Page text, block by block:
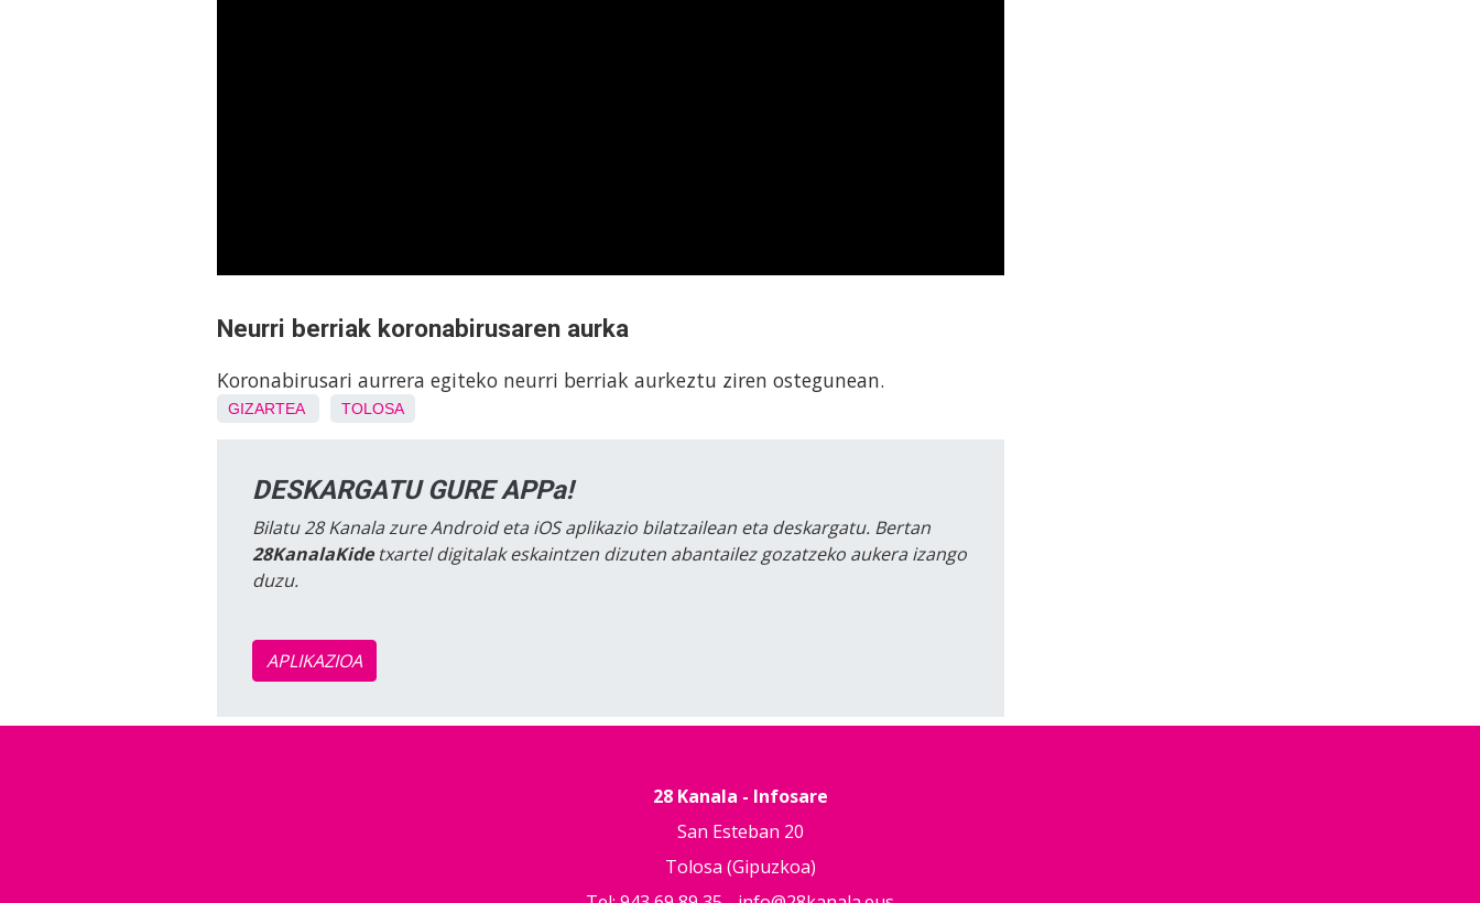
Neurri berriak koronabirusaren aurka
Koronabirusari aurrera egiteko neurri berriak aurkeztu ziren ostegunean.
GIZARTEA TOLOSA
DESKARGATU GURE APPa!
Bilatu 28 Kanala zure Android eta iOS aplikazio bilatzailean eta deskargatu. Bertan
28KanalaKidetxartel digitalak eskaintzen dizuten abantailez gozatzeko aukera izango
duzu.
APLIKAZIOA
28 Kanala - Infosare
San Esteban 20
Tolosa (Gipuzkoa)